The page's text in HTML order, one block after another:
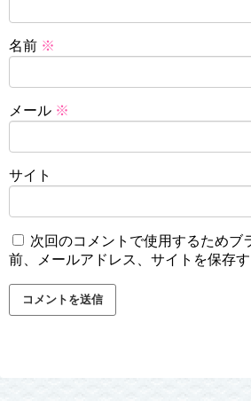
名前 ※
メール ※
サイト
次回のコメントで使用するためブ
前、メールアドレス、サイトを保存す